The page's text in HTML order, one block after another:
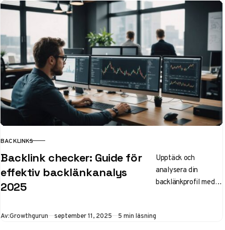
med konkurrenter
och förbättra din
SEO med unika
mätvärden som DA,
PA och Spam Score.
KATEGORI
BACKLINKS
Backlink checker: Guide för
effektiv backlänkanalys
2025
Upptäck och
analysera din
backlänkprofil med
Av:Growthgurun Publicerad
september 11, 2025 5 min läsning